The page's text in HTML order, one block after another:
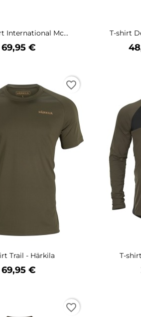
International Mc...
Prix
69,95 €
T-shirt
Trail - Härkila
Prix
69,95 €
favorite_border
T-
favorite_border